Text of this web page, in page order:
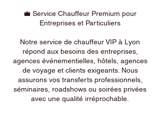
💼 Service Chauffeur Premium pour
Entreprises et Particuliers
Notre service de chauffeur VIP à Lyon
répond aux besoins des entreprises,
agences événementielles, hôtels, agences
de voyage et clients exigeants. Nous
assurons vos transferts professionnels,
séminaires, roadshows ou soirées privées
avec une qualité irréprochable.